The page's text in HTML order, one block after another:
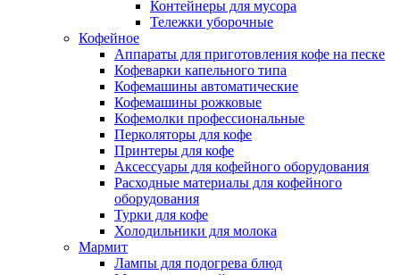
Контейнеры для мусора
Тележки уборочные
Кофейное
Аппараты для приготовления кофе на песке
Кофеварки капельного типа
Кофемашины автоматические
Кофемашины рожковые
Кофемолки профессиональные
Перколяторы для кофе
Принтеры для кофе
Аксессуары для кофейного оборудования
Расходные материалы для кофейного
оборудования
Турки для кофе
Холодильники для молока
Мармит
Лампы для подогрева блюд